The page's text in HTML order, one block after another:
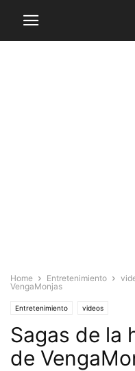
Home Entretenimiento
VengaMonjas
Entretenimiento videos
Sagas de la
de